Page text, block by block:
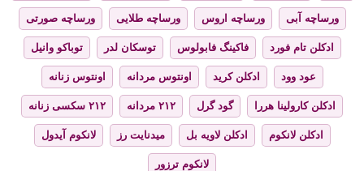
ورساچه آبی ورساچه اروس ورساچه طلایی ورساچه صورتی
ادکلن تام فورد فاکینگ فابولوس توسکان لدر توباکو وانیل
عود وود ادکلن کرید اونتوس مردانه اونتوس زنانه
ادکلن کارولینا هررا گود گرل ۲۱۲ مردانه ۲۱۲ سکسی زنانه
ادکلن لانکوم ادکلن لاویه بل میدنایت رز لانکوم آیدول
لانکوم ترزور